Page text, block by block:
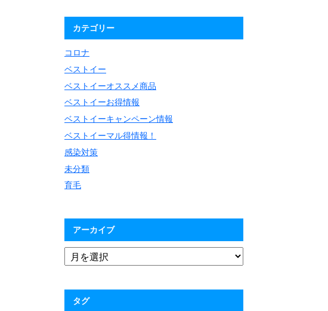
カテゴリー
コロナ
ベストイー
ベストイーオススメ商品
ベストイーお得情報
ベストイーキャンペーン情報
ベストイーマル得情報！
感染対策
未分類
育毛
アーカイブ
タグ